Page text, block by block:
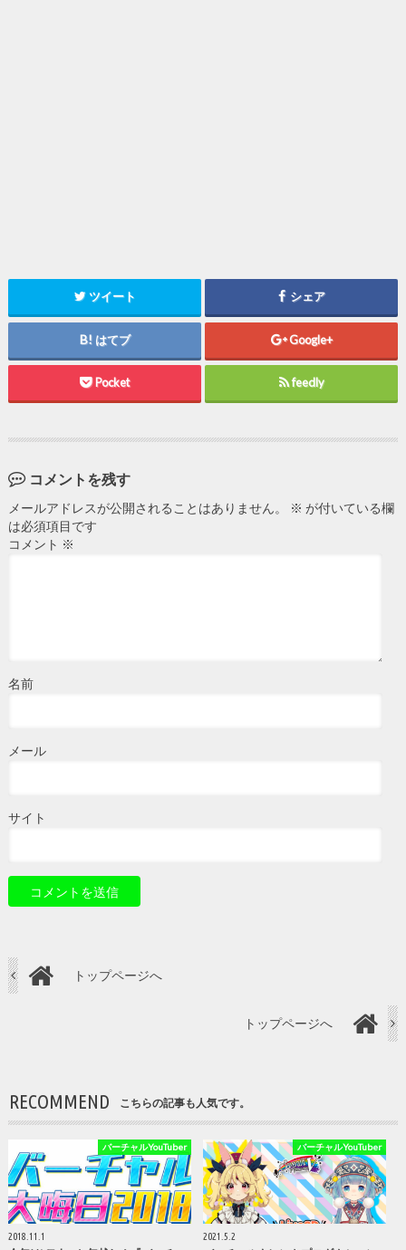
ツイート シェア
はてブ Google+
Pocket feedly
コメントを残す
メールアドレスが公開されることはありません。 ※ が付いている欄
は必須項目です
コメント ※
名前
メール
サイト
トップページへ
トップページへ
RECOMMEND こちらの記事も人気です。
バーチャルYouTuber
2018.11.1
バーチャルYouTuber
2021.5.2